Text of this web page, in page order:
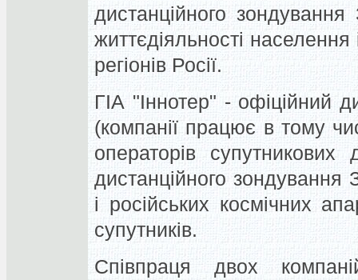
дистанційного
життєдіяльності населення
регіонів Росії.
ГІА "Іннотер" - офіційний
(компанії працює в тому
операторів
дистанційного зондування
і російських космічних
супутників.
Співпраця двох